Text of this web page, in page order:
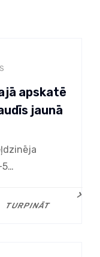
apskatē
jaunā
TURPINĀT